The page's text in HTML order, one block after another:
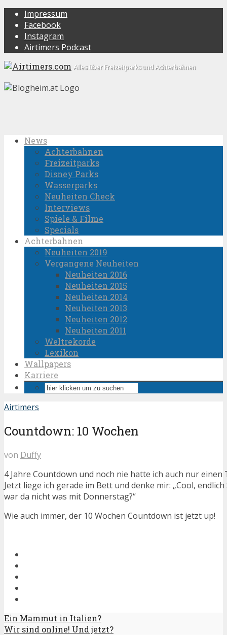
Impressum
Facebook
Instagram
Airtimers Podcast
Alles über Freizeitparks und Achterbahnen
News
Achterbahnen
Freizeitparks
Disney Parks
Wasserparks
Neuheiten Check
Interviews
Spiele & Filme
Specials
Achterbahnen
Neuheiten 2019
Vergangene Neuheiten
Neuheiten 2016
Neuheiten 2015
Neuheiten 2014
Neuheiten 2013
Neuheiten 2012
Neuheiten 2011
Weltrekorde
Lexikon
Wallpapers
Karriere
Airtimers
Countdown: 10 Wochen
von Duffy
4 Jahre Countdown und noch nie hatte ich auch nur
Jetzt liege ich gerade im Bett und denke mir: „Cool,
war da nicht was mit Donnerstag?“
Wie auch immer, der 10 Wochen Countdown ist jetzt up!
Ein Mammut in Italien?
Wir sind online! Und jetzt?